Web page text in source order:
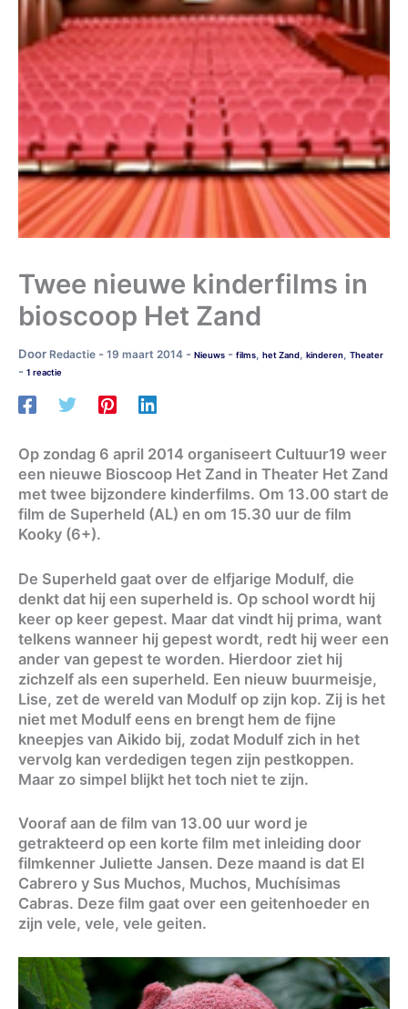
Twee nieuwe kinderfilms in
bioscoop Het Zand
Door Redactie - 19 maart 2014 - Nieuws - films, het Zand, kinderen, Theater
- 1 reactie
Op zondag 6 april 2014 organiseert Cultuur19 weer
een nieuwe Bioscoop Het Zand in Theater Het Zand
met twee bijzondere kinderfilms. Om 13.00 start de
film de Superheld (AL) en om 15.30 uur de film
Kooky (6+).
De Superheld gaat over de elfjarige Modulf, die
denkt dat hij een superheld is. Op school wordt hij
keer op keer gepest. Maar dat vindt hij prima, want
telkens wanneer hij gepest wordt, redt hij weer een
ander van gepest te worden. Hierdoor ziet hij
zichzelf als een superheld. Een nieuw buurmeisje,
Lise, zet de wereld van Modulf op zijn kop. Zij is het
niet met Modulf eens en brengt hem de fijne
kneepjes van Aikido bij, zodat Modulf zich in het
vervolg kan verdedigen tegen zijn pestkoppen.
Maar zo simpel blijkt het toch niet te zijn.
Vooraf aan de film van 13.00 uur word je
getrakteerd op een korte film met inleiding door
filmkenner Juliette Jansen. Deze maand is dat El
Cabrero y Sus Muchos, Muchos, Muchísimas
Cabras. Deze film gaat over een geitenhoeder en
zijn vele, vele, vele geiten.